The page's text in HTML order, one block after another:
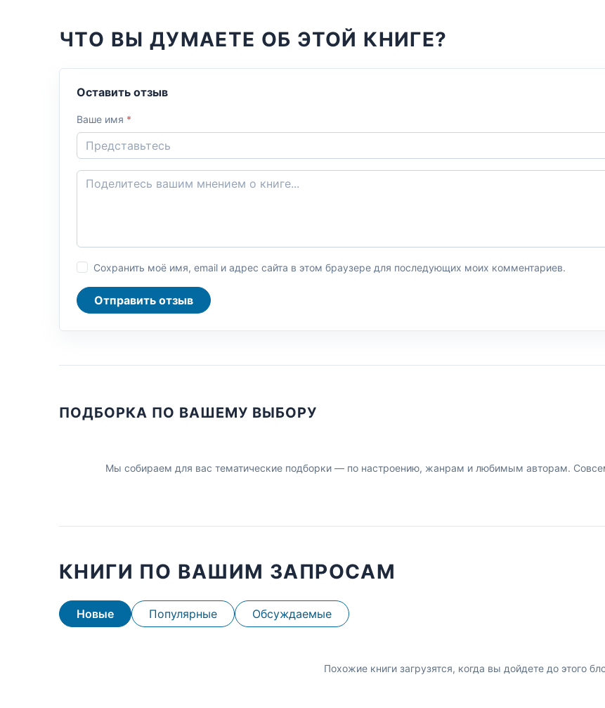
ЧТО ВЫ ДУМАЕТЕ ОБ ЭТОЙ КНИГЕ?
Оставить отзыв
Ваше имя *
Сохранить моё имя, email и адрес сайта в этом браузере для последующих моих комментариев.
Отправить отзыв
ПОДБОРКА ПО ВАШЕМУ ВЫБОРУ
Мы собираем для вас тематические подборки — по настроению, жанрам и любимым авторам.
КНИГИ ПО ВАШИМ ЗАПРОСАМ
Новые Популярные Обсуждаемые
Похожие книги загрузятся, когда вы дойдете до этого